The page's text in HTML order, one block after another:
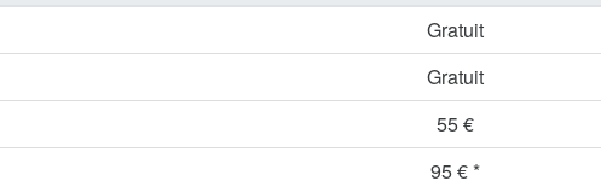
Gratuit
Gratuit
55 €
95 € *